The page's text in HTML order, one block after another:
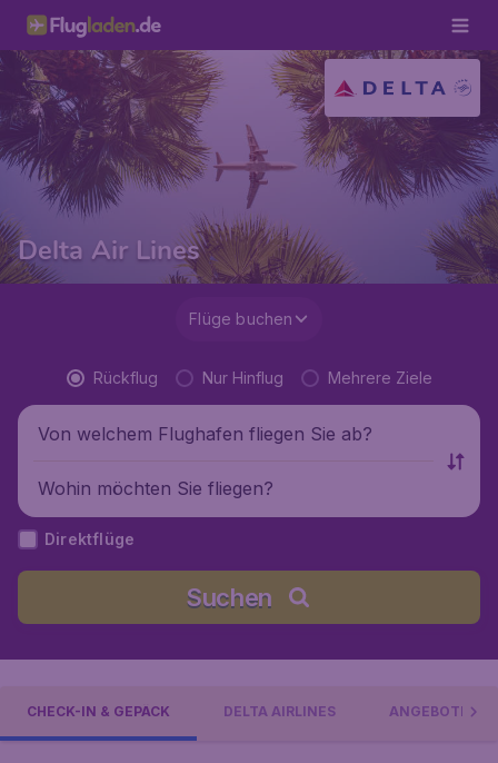
Delta Air Lines
Flüge buchen
Rückflug Nur Hinflug Mehrere Ziele
Von welchem Flughafen fliegen Sie ab?
Wohin möchten Sie fliegen?
Direktflüge
Suchen
CHECK-IN & GEPÄCK DELTA AIRLINES ANGEBOTE